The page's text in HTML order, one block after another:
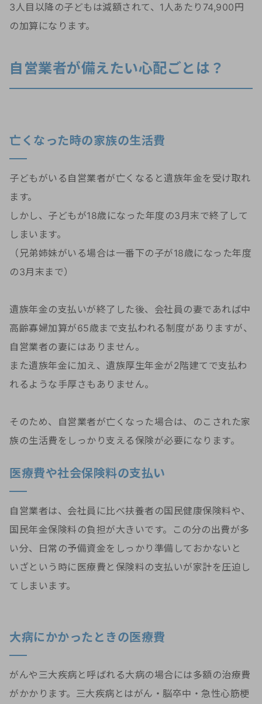
3人目以降の子どもは減額されて、1人あたり74,900円
の加算になります。
自営業者が備えたい心配ごとは？
亡くなった時の家族の生活費
子どもがいる自営業者が亡くなると遺族年金を受け取れ
ます。
しかし、子どもが18歳になった年度の3月末で終了して
しまいます。
（兄弟姉妹がいる場合は一番下の子が18歳になった年度
の3月末まで）
遺族年金の支払いが終了した後、会社員の妻であれば中
高齢寡婦加算が65歳まで支払われる制度がありますが、
自営業者の妻にはありません。
また遺族年金に加え、遺族厚生年金が2階建てで支払わ
れるような手厚さもありません。
そのため、自営業者が亡くなった場合は、のこされた家
族の生活費をしっかり支える保険が必要になります。
医療費や社会保険料の支払い
自営業者は、会社員に比べ扶養者の国民健康保険料や、
国民年金保険料の負担が大きいです。この分の出費が多
い分、日常の予備資金をしっかり準備しておかないと
いざという時に医療費と保険料の支払いが家計を圧迫し
てしまいます。
大病にかかったときの医療費
がんや三大疾病と呼ばれる大病の場合には多額の治療費
がかかります。三大疾病とはがん・脳卒中・急性心筋梗